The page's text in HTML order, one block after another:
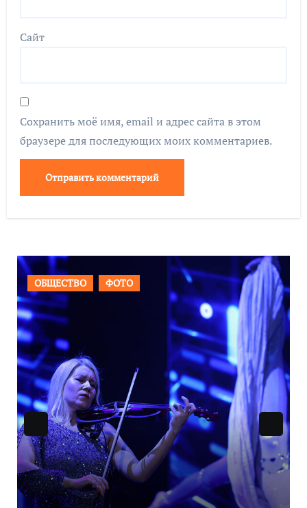
Сайт
Сохранить моё имя, email и адрес сайта в этом
браузере для последующих моих комментариев.
ВАЖНОЕ ОБЩЕСТВО ФОТО